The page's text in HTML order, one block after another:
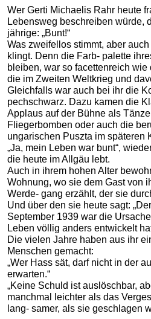
Wer Gerti Michaelis Rahr heute
Lebensweg beschreiben würde,
jährige: „Bunt!“
Was zweifellos stimmt, aber
klingt. Denn die Farb- palette
bleiben, war so facettenreich
die im Zweiten Weltkrieg und
Gleichfalls war auch bei ihr die
pechschwarz. Dazu kamen die
Applaus auf der Bühne als
Fliegerbomben oder auch die
ungarischen Puszta im späteren
„Ja, mein Leben war bunt“,
die heute im Allgäu lebt.
Auch in ihrem hohen Alter
Wohnung, wo sie dem Gast von
Werde- gang erzählt, der sie
Und über den sie heute sagt:
September 1939 war die
Leben völlig anders entwickelt
Die vielen Jahre haben aus ihr
Menschen gemacht:
„Wer Hass sät, darf nicht in der
erwarten.“
„Keine Schuld ist auslöschbar,
manchmal leichter als das
lang- samer, als sie geschlagen